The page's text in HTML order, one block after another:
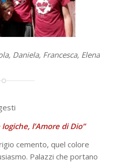
Daniela, Francesca, Elena
l’Amore di Dio”
cemento, quel colore
Palazzi che portano